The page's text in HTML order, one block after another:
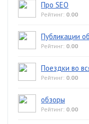
Про SEO
Рейтинг: 0.00
Публикации
Рейтинг: 0.00
Поездки во
Рейтинг: 0.00
обзоры
Рейтинг: 0.00